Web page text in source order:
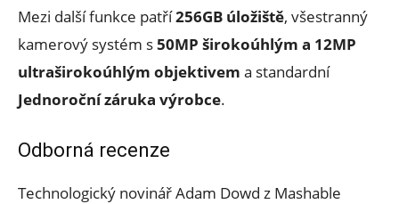
Mezi další funkce patří256GB úložiště, všestranný
kamerový systém s50MP širokoúhlým a 12MP
ultraširokoúhlým objektivem a standardní
Jednoroční záruka výrobce.
Odborná recenze
Technologický novinář Adam Dowd z Mashable